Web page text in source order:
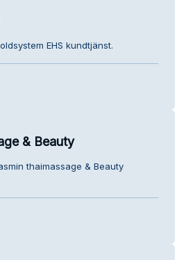
EHS kundtjänst.
& Beauty
thaimassage & Beauty